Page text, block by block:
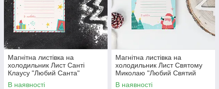
Магнітна листівка на
холодильник Лист Санті
Клаусу "Любий Санта"
В наявності
Магнітна листівка на
холодильник Лист Святому
Миколаю "Любий Святий
Миколай"
В наявності